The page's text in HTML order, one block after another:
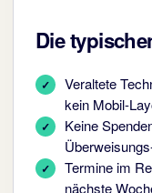
Die
Veraltete
kein Mobil-
Keine
Termine im
nächste